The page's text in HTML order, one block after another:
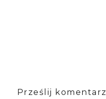
Prześlij komentarz